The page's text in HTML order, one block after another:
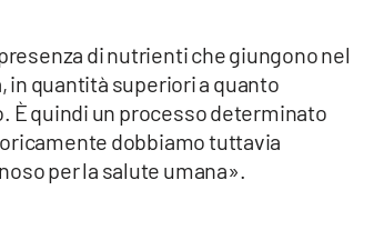
di nutrienti che giungono nel
in quantità superiori a quanto
È quindi un processo determinato
dobbiamo tuttavia
per la salute umana».